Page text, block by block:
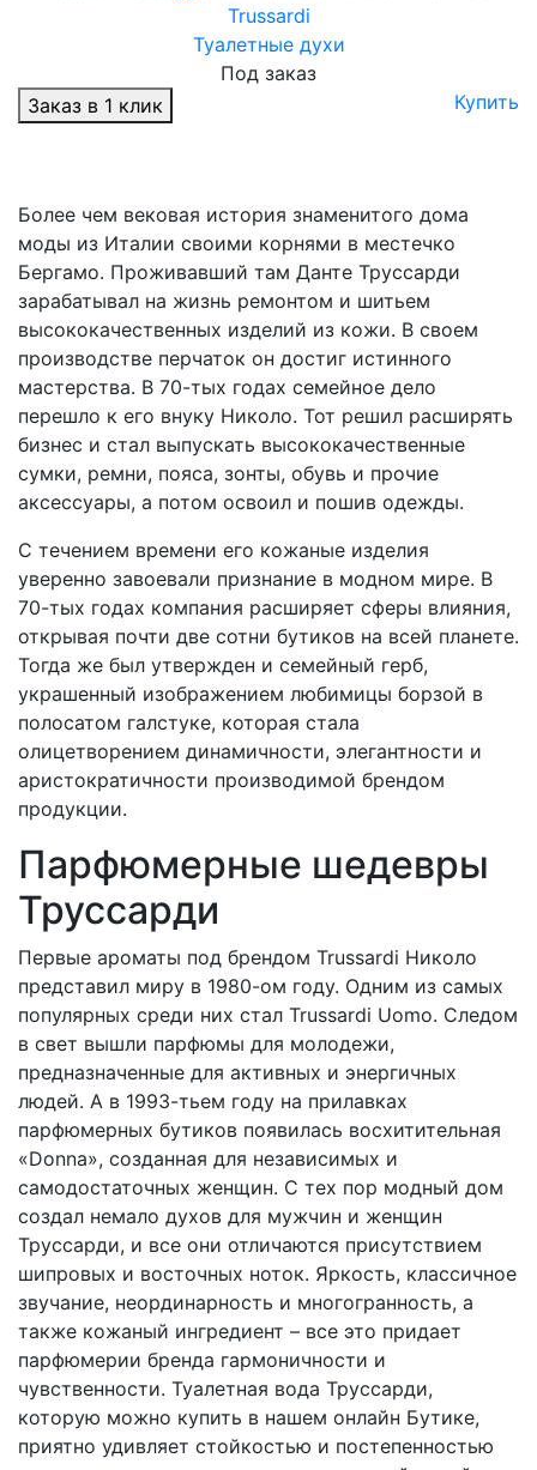
Trussardi
Туалетные духи
Под заказ
Заказ в 1 клик
Купить
Более чем вековая история знаменитого дома
моды из Италии своими корнями в местечко
Бергамо. Проживавший там Данте Труссарди
зарабатывал на жизнь ремонтом и шитьем
высококачественных изделий из кожи. В своем
производстве перчаток он достиг истинного
мастерства. В 70-тых годах семейное дело
перешло к его внуку Николо. Тот решил расширять
бизнес и стал выпускать высококачественные
сумки, ремни, пояса, зонты, обувь и прочие
аксессуары, а потом освоил и пошив одежды.
С течением времени его кожаные изделия
уверенно завоевали признание в модном мире. В
70-тых годах компания расширяет сферы влияния,
открывая почти две сотни бутиков на всей планете.
Тогда же был утвержден и семейный герб,
украшенный изображением любимицы борзой в
полосатом галстуке, которая стала
олицетворением динамичности, элегантности и
аристократичности производимой брендом
продукции.
Парфюмерные шедевры
Труссарди
Первые ароматы под брендом Trussardi Николо
представил миру в 1980-ом году. Одним из самых
популярных среди них стал Trussardi Uomo. Следом
в свет вышли парфюмы для молодежи,
предназначенные для активных и энергичных
людей. А в 1993-тьем году на прилавках
парфюмерных бутиков появилась восхитительная
«Donna», созданная для независимых и
самодостаточных женщин. С тех пор модный дом
создал немало духов для мужчин и женщин
Труссарди, и все они отличаются присутствием
шипровых и восточных ноток. Яркость, классичное
звучание, неординарность и многогранность, а
также кожаный ингредиент – все это придает
парфюмерии бренда гармоничности и
чувственности. Туалетная вода Труссарди,
которую можно купить в нашем онлайн Бутике,
приятно удивляет стойкостью и постепенностью